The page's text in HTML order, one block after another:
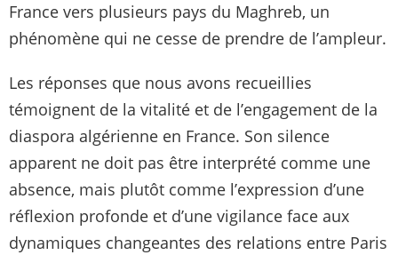
France vers plusieurs pays du Maghreb, un
phénomène qui ne cesse de prendre de l’ampleur.
Les réponses que nous avons recueillies
témoignent de la vitalité et de l’engagement de la
diaspora algérienne en France. Son silence
apparent ne doit pas être interprété comme une
absence, mais plutôt comme l’expression d’une
réflexion profonde et d’une vigilance face aux
dynamiques changeantes des relations entre Paris